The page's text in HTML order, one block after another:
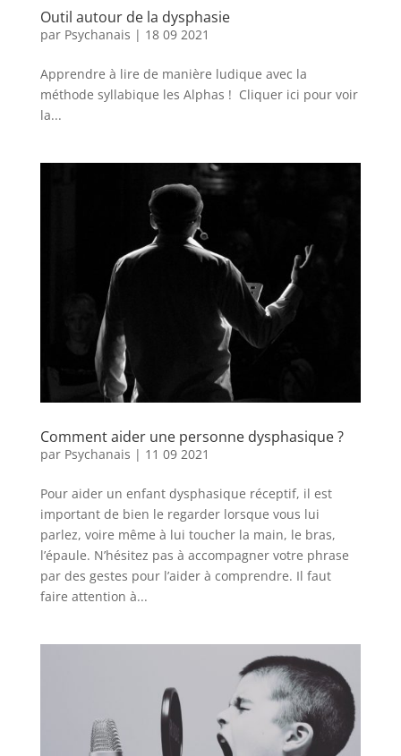
Outil autour de la dysphasie
par Psychanais | 18 09 2021
Apprendre à lire de manière ludique avec la
méthode syllabique les Alphas ! Cliquer ici pour voir
la...
Comment aider une personne dysphasique ?
par Psychanais | 11 09 2021
Pour aider un enfant dysphasique réceptif, il est
important de bien le regarder lorsque vous lui
parlez, voire même à lui toucher la main, le bras,
l’épaule. N’hésitez pas à accompagner votre phrase
par des gestes pour l’aider à comprendre. Il faut
faire attention à...